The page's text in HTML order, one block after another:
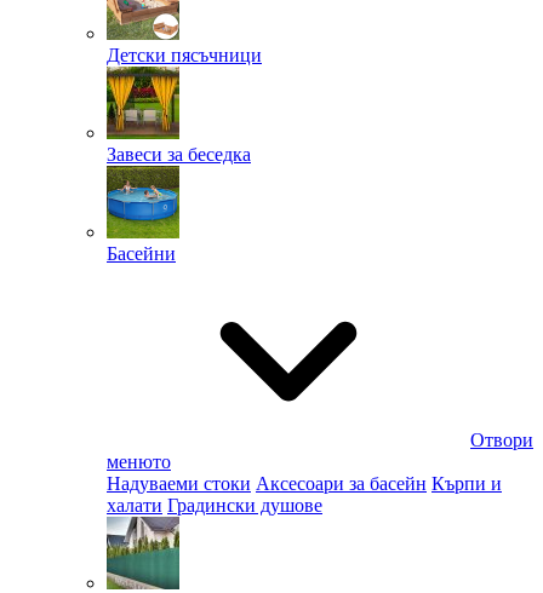
Детски пясъчници
Завеси за беседка
Басейни
Отвори
менюто
Надуваеми стоки Аксесоари за басейн Кърпи и
халати Градински душове